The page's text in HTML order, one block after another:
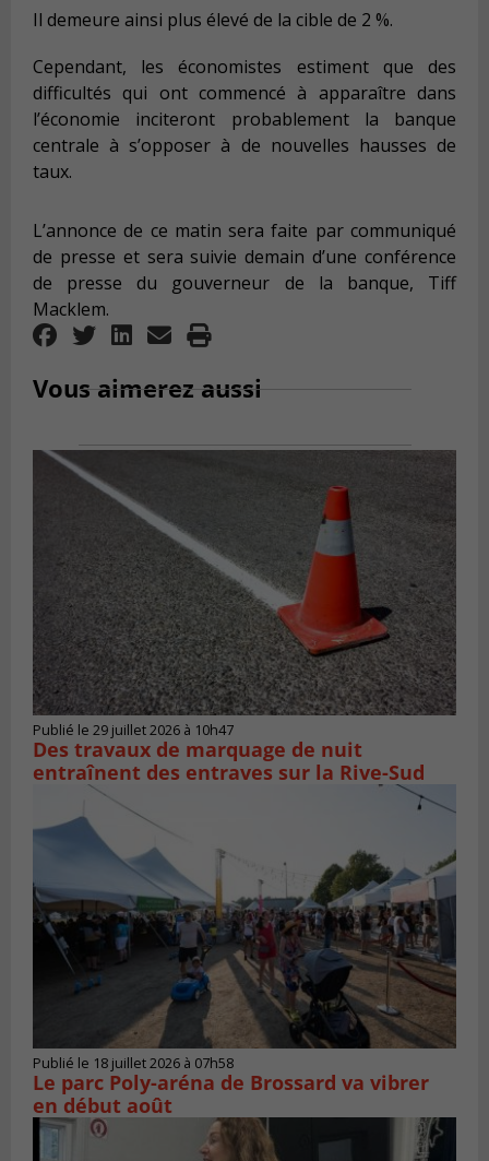
Il demeure ainsi plus élevé de la cible de 2 %.
Cependant, les économistes estiment que des
difficultés qui ont commencé à apparaître dans
l’économie inciteront probablement la banque
centrale à s’opposer à de nouvelles hausses de
taux.
L’annonce de ce matin sera faite par communiqué
de presse et sera suivie demain d’une conférence
de presse du gouverneur de la banque, Tiff
Macklem.
Vous aimerez aussi
Publié le 29 juillet 2026 à 10h47
Des travaux de marquage de nuit
entraînent des entraves sur la Rive-Sud
Publié le 18 juillet 2026 à 07h58
Le parc Poly-aréna de Brossard va vibrer
en début août